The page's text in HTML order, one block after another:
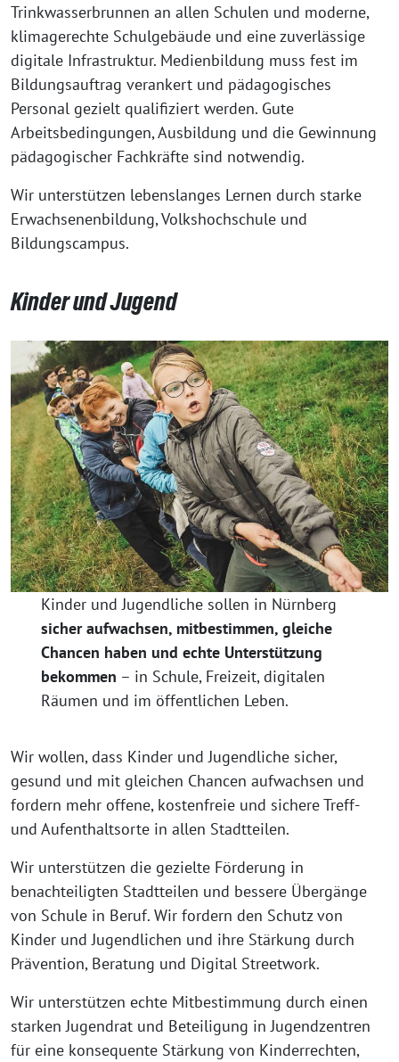
Trinkwasserbrunnen an allen Schulen und moderne,
klimagerechte Schulgebäude und eine zuverlässige
digitale Infrastruktur. Medienbildung muss fest im
Bildungsauftrag verankert und pädagogisches
Personal gezielt qualifiziert werden. Gute
Arbeitsbedingungen, Ausbildung und die Gewinnung
pädagogischer Fachkräfte sind notwendig.
Wir unterstützen lebenslanges Lernen durch starke
Erwachsenenbildung, Volkshochschule und
Bildungscampus.
Kinder und Jugend
Kinder und Jugendliche sollen in Nürnberg
sicher aufwachsen, mitbestimmen, gleiche
Chancen haben und echte Unterstützung
bekommen – in Schule, Freizeit, digitalen
Räumen und im öffentlichen Leben.
Wir wollen, dass Kinder und Jugendliche sicher,
gesund und mit gleichen Chancen aufwachsen und
fordern mehr offene, kostenfreie und sichere Treff-
und Aufenthaltsorte in allen Stadtteilen.
Wir unterstützen die gezielte Förderung in
benachteiligten Stadtteilen und bessere Übergänge
von Schule in Beruf. Wir fordern den Schutz von
Kinder und Jugendlichen und ihre Stärkung durch
Prävention, Beratung und Digital Streetwork.
Wir unterstützen echte Mitbestimmung durch einen
starken Jugendrat und Beteiligung in Jugendzentren
für eine konsequente Stärkung von Kinderrechten,